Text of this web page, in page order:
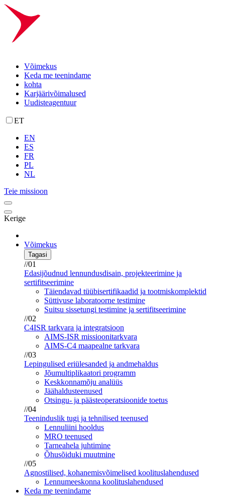
Võimekus
Keda me teenindame
kohta
Karjäärivõimalused
Uudisteagentuur
ET
EN
ES
FR
PL
NL
Teie missioon
Kerige
Võimekus
Tagasi
//01
Edasijõudnud lennundusdisain, projekteerimine ja
sertifitseerimine
Täiendavad tüübisertifikaadid ja tootmiskomplektid
Süttivuse laboratoorne testimine
Suitsu sissetungi testimine ja sertifitseerimine
//02
C4ISR tarkvara ja integratsioon
AIMS-ISR missioonitarkvara
AIMS-C4 maapealne tarkvara
//03
Lepingulised eriülesanded ja andmehaldus
Jõumultiplikaatori programm
Keskkonnamõju analüüs
Jäähaldusteenused
Otsingu- ja päästeoperatsioonide toetus
//04
Teeninduslik tugi ja tehnilised teenused
Lennuliini hooldus
MRO teenused
Tarneahela juhtimine
Õhusõiduki muutmine
//05
Agnostilised, kohanemisvõimelised koolituslahendused
Lennumeeskonna koolituslahendused
Keda me teenindame